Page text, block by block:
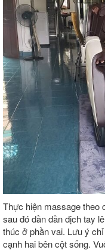
Thực hiện massage theo
sau đó dần dần dịch tay
thúc ở phần vai. Lưu ý
cạnh hai bên cột sống.